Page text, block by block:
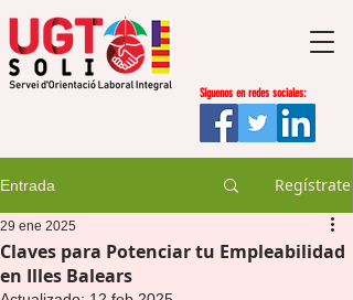
Síguenos en redes sociales:
Entrada Regístrate
Claves para Potenciar tu Empleabilidad
en Illes Balears
29 ene 2025